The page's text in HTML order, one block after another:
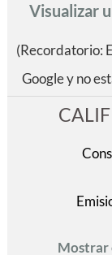
Visualizar
(Recordatorio:
Google y no
Mostrar